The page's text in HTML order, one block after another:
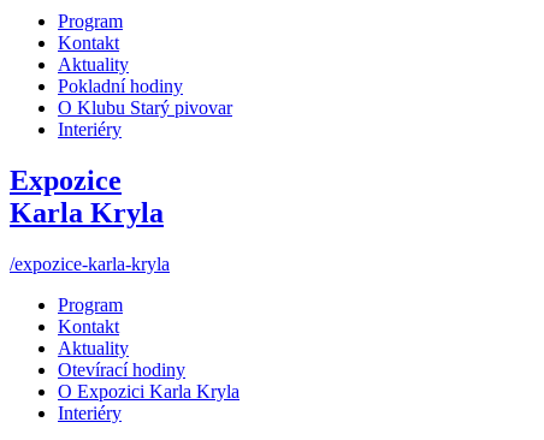
Program
Kontakt
Aktuality
Pokladní hodiny
O Klubu Starý pivovar
Interiéry
Expozice
Karla Kryla
/expozice-karla-kryla
Program
Kontakt
Aktuality
Otevírací hodiny
O Expozici Karla Kryla
Interiéry